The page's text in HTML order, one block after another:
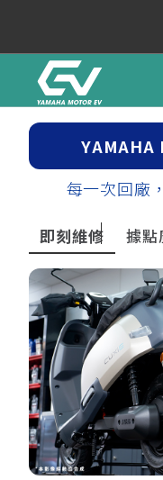
依風格
Super
Sport
YZF-R9
550+
YZF-R7
550+
YZF-R3
251~549
依風格
PremiumSport
TMAX
550+
XMAX
251~549
NMAX
150
150
125
2.5
追蹤愛車
YAMAHA
每一次回廠
即刻維修 據點